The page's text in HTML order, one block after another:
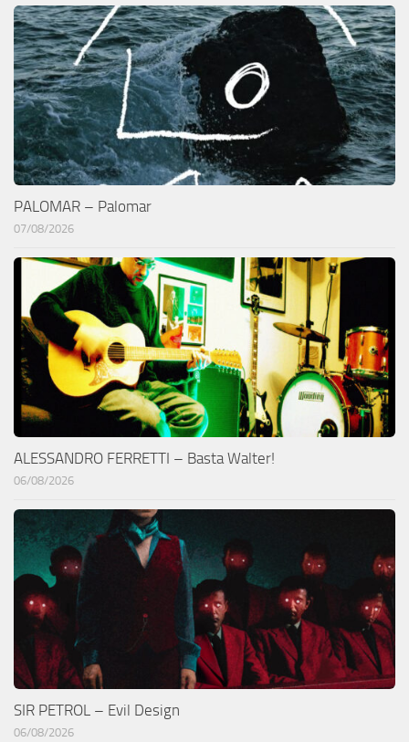
PALOMAR – Palomar
07/08/2026
ALESSANDRO FERRETTI – Basta Walter!
06/08/2026
SIR PETROL – Evil Design
06/08/2026